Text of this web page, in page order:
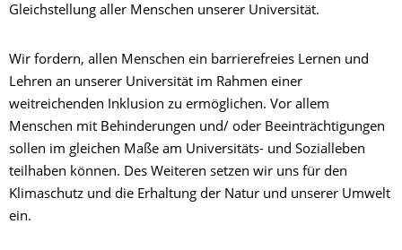
Gleichstellung aller Menschen unserer Universität.
Wir fordern, allen Menschen ein barrierefreies Lernen und
Lehren an unserer Universität im Rahmen einer
weitreichenden Inklusion zu ermöglichen. Vor allem
Menschen mit Behinderungen und/ oder Beeinträchtigungen
sollen im gleichen Maße am Universitäts- und Sozialleben
teilhaben können. Des Weiteren setzen wir uns für den
Klimaschutz und die Erhaltung der Natur und unserer Umwelt
ein.